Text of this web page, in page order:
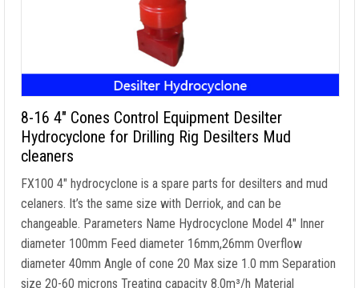
8-16 4″ Cones Control Equipment Desilter
Hydrocyclone for Drilling Rig Desilters Mud
cleaners
FX100 4″ hydrocyclone is a spare parts for desilters and mud
celaners. It’s the same size with Derriok, and can be
changeable. Parameters Name Hydrocyclone Model 4″ Inner
diameter 100mm Feed diameter 16mm,26mm Overflow
diameter 40mm Angle of cone 20 Max size 1.0 mm Separation
size 20-60 microns Treating capacity 8.0m³/h Material